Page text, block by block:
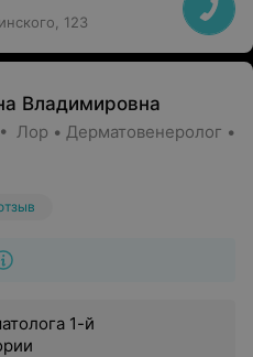
123
Владимировна
Лор • Дерматовенеролог •
1-й